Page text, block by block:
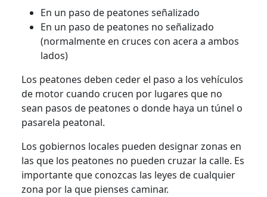
En un paso de peatones señalizado
En un paso de peatones no señalizado
(normalmente en cruces con acera a ambos
lados)
Los peatones deben ceder el paso a los vehículos
de motor cuando crucen por lugares que no
sean pasos de peatones o donde haya un túnel o
pasarela peatonal.
Los gobiernos locales pueden designar zonas en
las que los peatones no pueden cruzar la calle. Es
importante que conozcas las leyes de cualquier
zona por la que pienses caminar.